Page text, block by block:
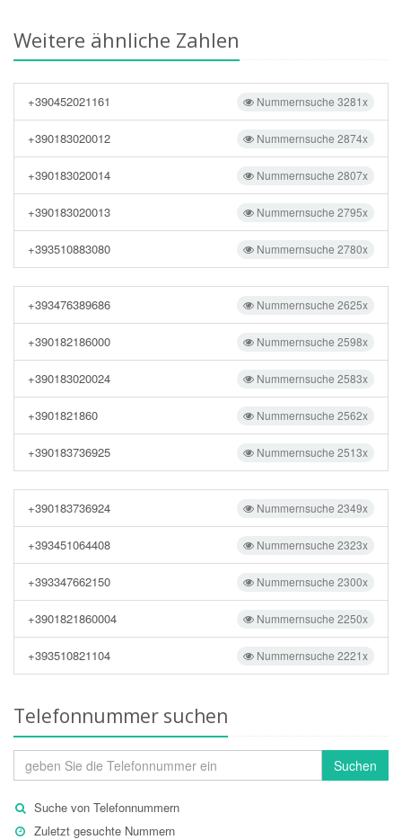
Weitere ähnliche Zahlen
Nummernsuche 3281x
+390452021161
Nummernsuche 2874x
+390183020012
Nummernsuche 2807x
+390183020014
Nummernsuche 2795x
+390183020013
Nummernsuche 2780x
+393510883080
Nummernsuche 2625x
+393476389686
Nummernsuche 2598x
+390182186000
Nummernsuche 2583x
+390183020024
Nummernsuche 2562x
+3901821860
Nummernsuche 2513x
+390183736925
Nummernsuche 2349x
+390183736924
Nummernsuche 2323x
+393451064408
Nummernsuche 2300x
+393347662150
Nummernsuche 2250x
+3901821860004
Nummernsuche 2221x
+393510821104
Telefonnummer suchen
Suchen
Suche von Telefonnummern
Zuletzt gesuchte Nummern